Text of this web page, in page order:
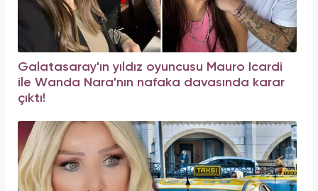
Galatasaray'ın yıldız oyuncusu Mauro Icardi
ile Wanda Nara'nın nafaka davasında karar
çıktı!